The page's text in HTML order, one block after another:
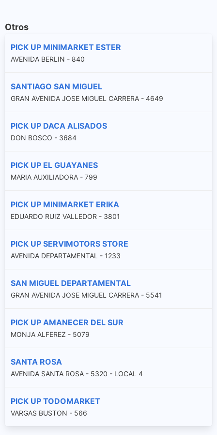
Otros
PICK UP MINIMARKET ESTER
AVENIDA BERLIN - 840
SANTIAGO SAN MIGUEL
GRAN AVENIDA JOSE MIGUEL CARRERA - 4649
PICK UP DACA ALISADOS
DON BOSCO - 3684
PICK UP EL GUAYANES
MARIA AUXILIADORA - 799
PICK UP MINIMARKET ERIKA
EDUARDO RUIZ VALLEDOR - 3801
PICK UP SERVIMOTORS STORE
AVENIDA DEPARTAMENTAL - 1233
SAN MIGUEL DEPARTAMENTAL
GRAN AVENIDA JOSE MIGUEL CARRERA - 5541
PICK UP AMANECER DEL SUR
MONJA ALFEREZ - 5079
SANTA ROSA
AVENIDA SANTA ROSA - 5320 - LOCAL 4
PICK UP TODOMARKET
VARGAS BUSTON - 566